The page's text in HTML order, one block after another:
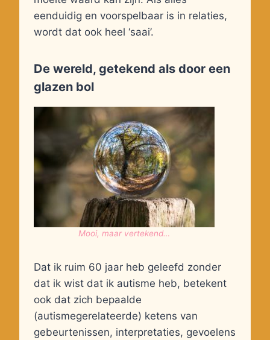
eenduidig en voorspelbaar is in relaties,
wordt dat ook heel ‘saai’.
De wereld, getekend als door een
glazen bol
Mooi, maar vertekend…
Dat ik ruim 60 jaar heb geleefd zonder
dat ik wist dat ik autisme heb, betekent
ook dat zich bepaalde
(autismegerelateerde) ketens van
gebeurtenissen, interpretaties, gevoelens